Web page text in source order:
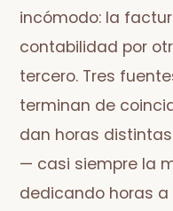
incómodo: la
contabilidad por
tercero. Tres
terminan de
dan horas
— casi siempre la
dedicando horas